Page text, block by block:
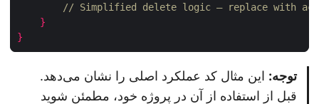
// Simplified delete logic – replace with
توجه:این مثال کد عملکرد اصلی را نشان می‌دهد.
قبل از استفاده از آن در پروژه خود، مطمئن شوید